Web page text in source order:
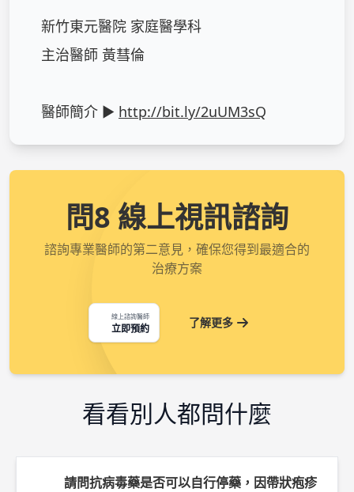
新竹東元醫院 家庭醫學科
主治醫師 黃彗倫
醫師簡介 ► http://bit.ly/2uUM3sQ
問8 線上視訊諮詢
諮詢專業醫師的第二意見，確保您得到最適合的
治療方案
線上諮詢醫師
立即預約 了解更多
看看別人都問什麼
請問抗病毒藥是否可以自行停藥，因帶狀疱疹